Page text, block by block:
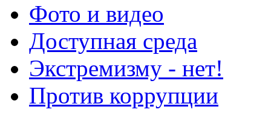
Фото и видео
Доступная среда
Экстремизму - нет!
Против коррупции